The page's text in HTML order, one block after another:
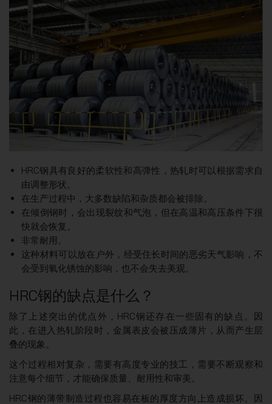
HRC钢具有良好的柔软性和高弹性，热轧时可以根据需求自
由调整形状。
在生产过程中，大多数缺陷和杂质都会被排除。
在倾倒钢时，会出现裂纹和气泡，但在高温和高压条件下很
快就会恢复。
非常耐用。
这种材料可以放在户外，经受住长时间的恶劣天气影响，不
会受到氧化锈蚀的影响，也不会失去美观。
HRC钢的缺点是什么？
除了上述突出的优点外，HRC钢还存在一些固有的缺点。因
此，在进入热轧阶段时，金属表皮会被压成薄片，从而产生层
叠的现象。
这个过程相对复杂，需要有高度专业的技工，需要不断观察和
注意每个细节，才能确保质量、耐用性和审美。
HRC钢的薄带制造过程也容易在板的厚度方向上造成损坏。因